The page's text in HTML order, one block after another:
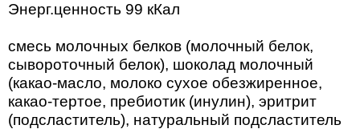
Энерг.ценность 99 кКал
смесь молочных белков (молочный белок,
сывороточный белок), шоколад молочный
(какао-масло, молоко сухое обезжиренное,
какао-тертое, пребиотик (инулин), эритрит
(подсластитель), натуральный подсластитель